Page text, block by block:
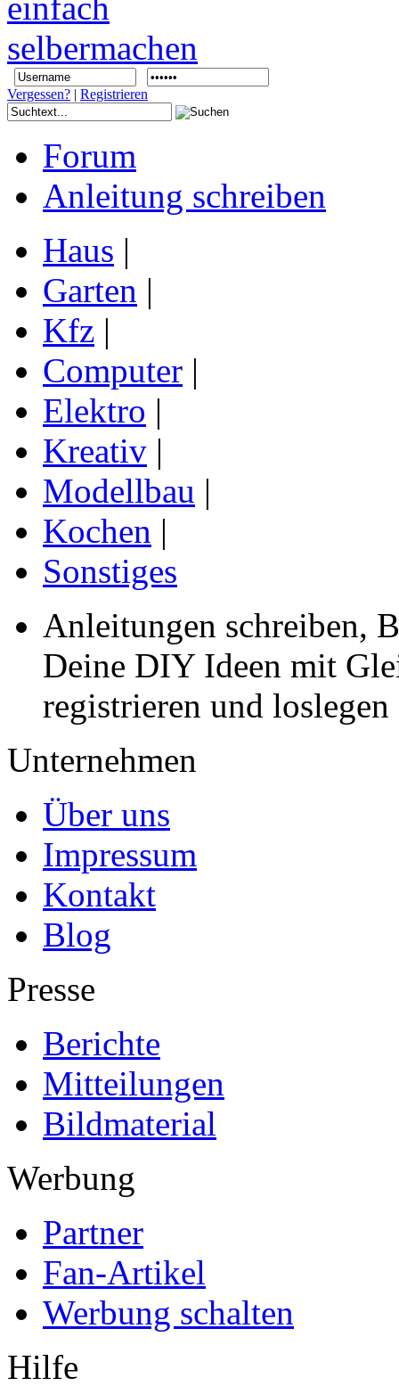
Vergessen? | Registrieren
Forum
Anleitung schreiben
Haus |
Garten |
Kfz |
Computer |
Elektro |
Kreativ |
Modellbau |
Kochen |
Sonstiges
Anleitungen schreiben,
Deine DIY Ideen mit
registrieren und loslegen
Unternehmen
Über uns
Impressum
Kontakt
Blog
Presse
Berichte
Mitteilungen
Bildmaterial
Werbung
Partner
Fan-Artikel
Werbung schalten
Hilfe